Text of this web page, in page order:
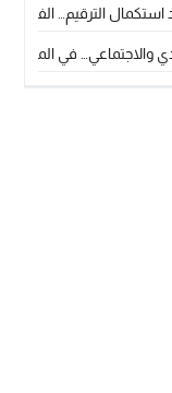
الترقيم…
والاجتماعي… في المؤسسات